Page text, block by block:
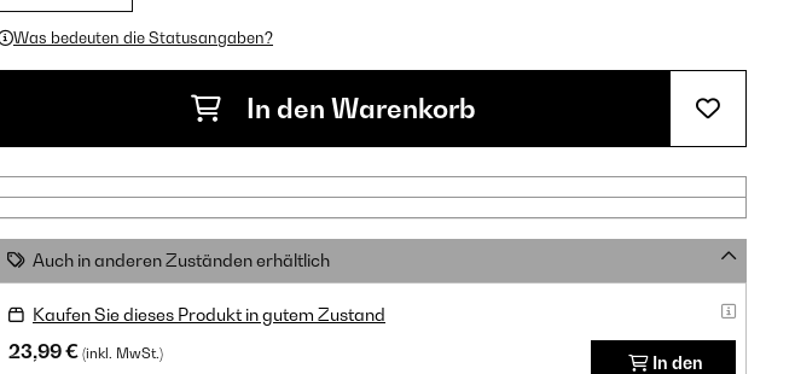
Was bedeuten die Statusangaben?
In den Warenkorb
Auch in anderen Zuständen erhältlich
Kaufen Sie dieses Produkt in gutem Zustand
23,99 € (inkl. MwSt.)
In den